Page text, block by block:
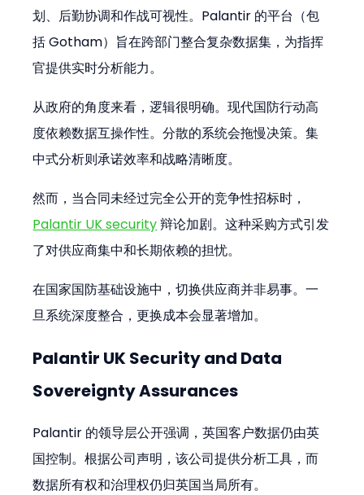
划、后勤协调和作战可视性。Palantir 的平台（包
括 Gotham）旨在跨部门整合复杂数据集，为指挥
官提供实时分析能力。
从政府的角度来看，逻辑很明确。现代国防行动高
度依赖数据互操作性。分散的系统会拖慢决策。集
中式分析则承诺效率和战略清晰度。
然而，当合同未经过完全公开的竞争性招标时，
Palantir UK security 辩论加剧。这种采购方式引发
了对供应商集中和长期依赖的担忧。
在国家国防基础设施中，切换供应商并非易事。一
旦系统深度整合，更换成本会显著增加。
Palantir UK Security and Data
Sovereignty Assurances
Palantir 的领导层公开强调，英国客户数据仍由英
国控制。根据公司声明，该公司提供分析工具，而
数据所有权和治理权仍归英国当局所有。